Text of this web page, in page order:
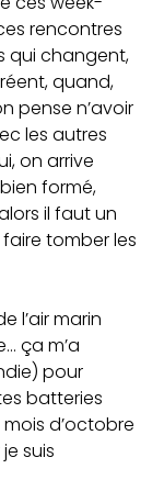
rencontres
qui changent,
quand,
pense n’avoir
les autres
on arrive
formé,
il faut un
tomber les
l’air marin
ça m’a
pour
batteries
d’octobre
suis